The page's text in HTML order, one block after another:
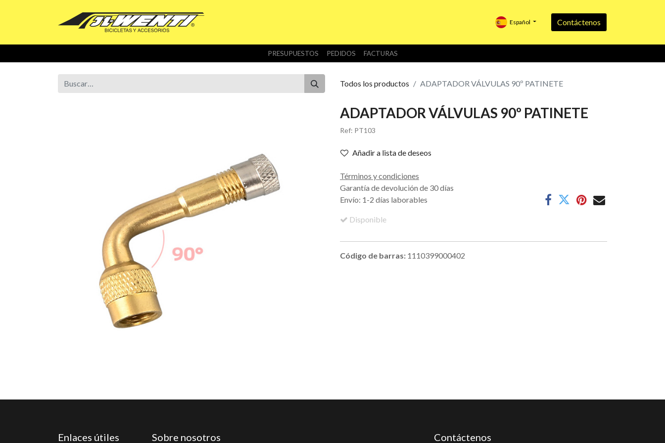
Español Contáctenos
PRESUPUESTOS PEDIDOS FACTURAS
Todos los productos ADAPTADOR VÁLVULAS 90º PATINETE
ADAPTADOR VÁLVULAS 90º PATINETE
Ref: PT103
Añadir a lista de deseos
Términos y condiciones
Garantía de devolución de 30 días
Envío: 1-2 días laborables
Disponible
Código de barras: 1110399000402
Enlaces útiles Sobre nosotros Contáctenos